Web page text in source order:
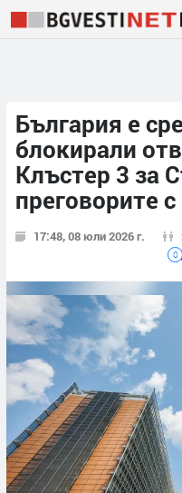
България е
блокирали
Клъстер 3 за
преговорите
17:48, 08 юли 2026 г.
0